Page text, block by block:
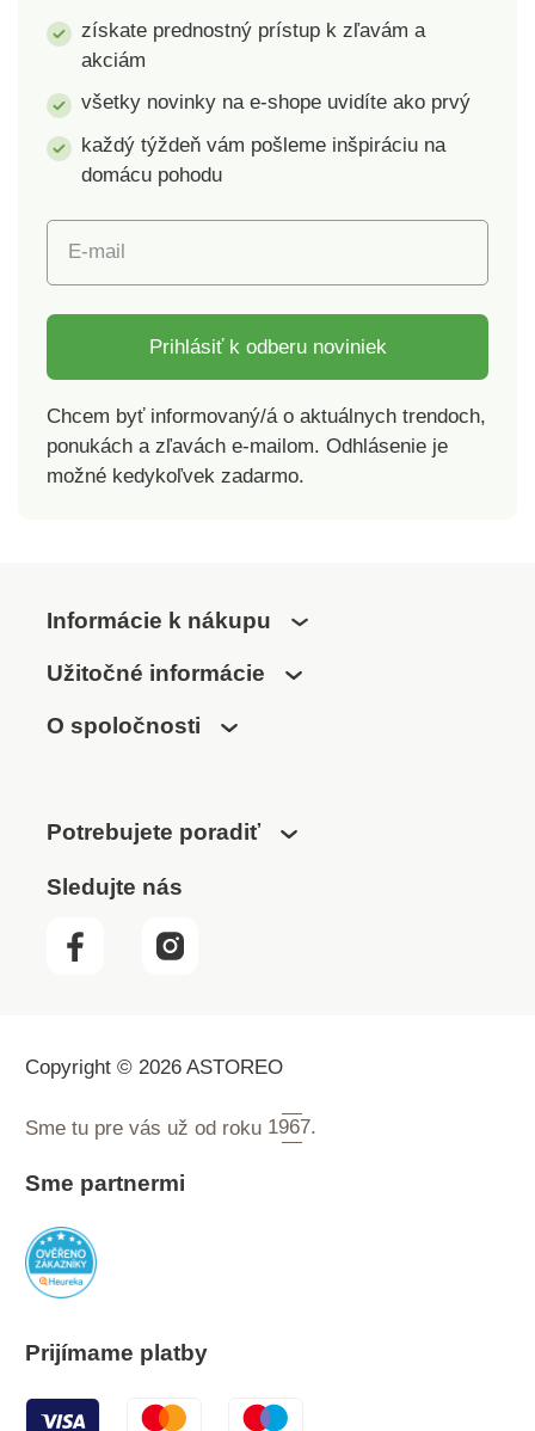
získate prednostný prístup k zľavám a
akciám
všetky novinky na e-shope uvidíte ako prvý
každý týždeň vám pošleme inšpiráciu na
domácu pohodu
E-mail
Prihlásiť k odberu noviniek
Chcem byť informovaný/á o aktuálnych trendoch,
ponukách a zľavách e-mailom. Odhlásenie je
možné kedykoľvek zadarmo.
Informácie k nákupu
Užitočné informácie
O spoločnosti
Potrebujete poradiť
Sledujte nás
Copyright © 2026 ASTOREO
Sme tu pre vás už od roku 1967.
Sme partnermi
Prijímame platby